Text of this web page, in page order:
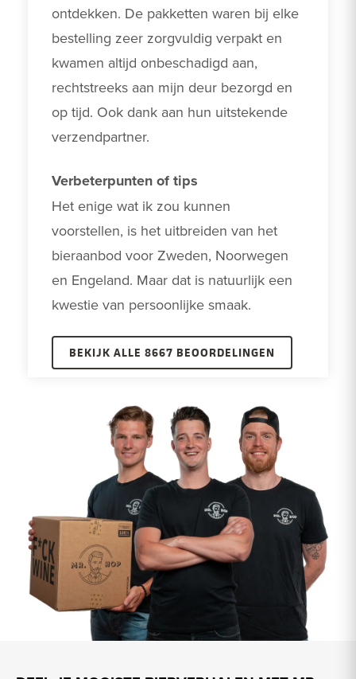
ontdekken. De pakketten waren bij elke
bestelling zeer zorgvuldig verpakt en
kwamen altijd onbeschadigd aan,
rechtstreeks aan mijn deur bezorgd en
op tijd. Ook dank aan hun uitstekende
verzendpartner.
Verbeterpunten of tips
Het enige wat ik zou kunnen
voorstellen, is het uitbreiden van het
bieraanbod voor Zweden, Noorwegen
en Engeland. Maar dat is natuurlijk een
kwestie van persoonlijke smaak.
BEKIJK ALLE 8667 BEOORDELINGEN